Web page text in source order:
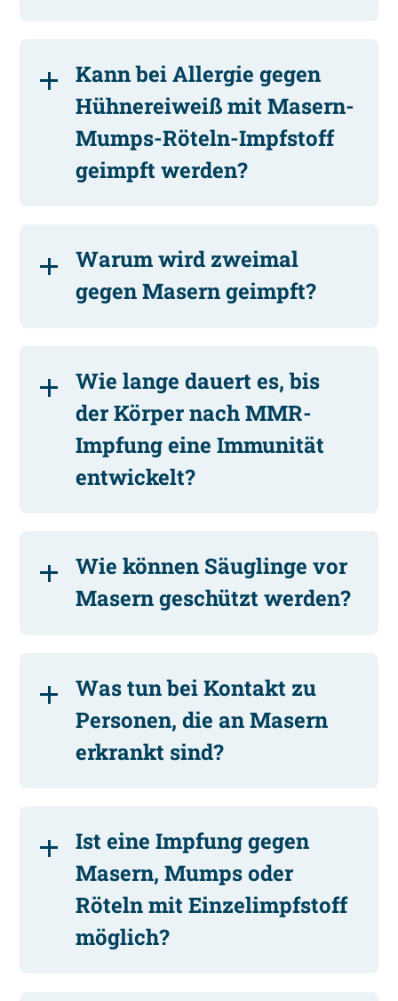
Kann bei Allergie gegen
Hühnereiweiß mit Masern-
Mumps-Röteln-Impfstoff
geimpft werden?
Warum wird zweimal
gegen Masern geimpft?
Wie lange dauert es, bis
der Körper nach MMR-
Impfung eine Immunität
entwickelt?
Wie können Säuglinge vor
Masern geschützt werden?
Was tun bei Kontakt zu
Personen, die an Masern
erkrankt sind?
Ist eine Impfung gegen
Masern, Mumps oder
Röteln mit Einzelimpfstoff
möglich?